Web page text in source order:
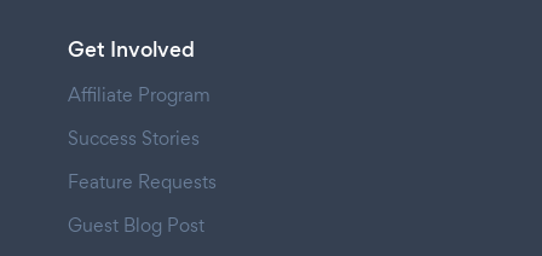
Get Involved
Affiliate Program
Success Stories
Feature Requests
Guest Blog Post